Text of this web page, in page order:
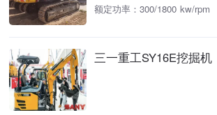
额定功率：300/1800 kw/rpm
三一重工SY16E挖掘机